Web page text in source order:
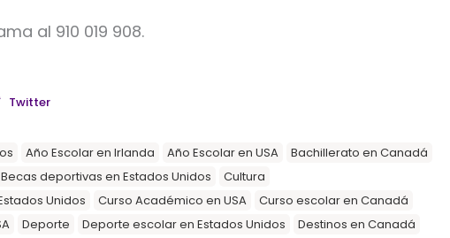
al 910 019 908.
Twitter
Año Escolar en Irlanda Año Escolar en USA
Bachillerato en Canadá
Becas deportivas en Estados Unidos
Cultura
Unidos Curso Académico en USA
Curso escolar en Canadá
Deporte Deporte escolar en Estados Unidos
Destinos en Canadá